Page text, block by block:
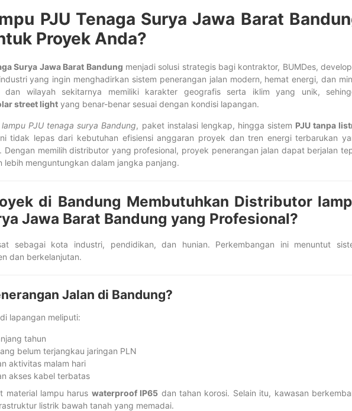
PJU Tenaga Surya Jawa Barat
Proyek Anda?
Surya Jawa Barat Bandung menjadi solusi strategis bagi kontraktor, BUMDes,
yang ingin menghadirkan sistem penerangan jalan modern, hemat energi, dan
dan wilayah sekitarnya memiliki karakter geografis serta iklim yang unik,
street light yang benar-benar sesuai dengan kondisi lapangan.
PJU tenaga surya Bandung, paket instalasi lengkap, hingga sistem PJU tanpa
tidak lepas dari kebutuhan efisiensi anggaran proyek dan tren energi terbarukan
Dengan memilih distributor yang profesional, proyek penerangan jalan dapat berjalan
menguntungkan dalam jangka panjang.
di Bandung Membutuhkan Distributor
Jawa Barat Bandung yang Profesional?
sebagai kota industri, pendidikan, dan hunian. Perkembangan ini menuntut
dan berkelanjutan.
Jalan di Bandung?
lapangan meliputi:
tahun
belum terjangkau jaringan PLN
aktivitas malam hari
akses kabel terbatas
material lampu harus waterproof IP65 dan tahan korosi. Selain itu, kawasan
listrik bawah tanah yang memadai.